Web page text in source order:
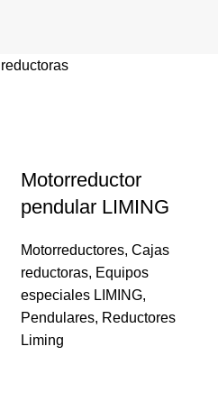
Motorreductor
pendular LIMING
Motorreductores, Cajas
reductoras, Equipos
especiales LIMING,
Pendulares, Reductores
Liming